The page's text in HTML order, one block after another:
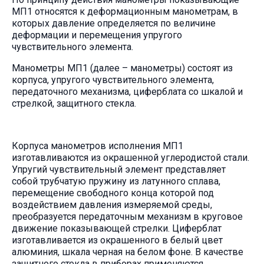
манометров.3 - Указан ряд классов точности.
Конкретный класс точности из приведенного ряда
указывается в паспорте средства измерений.
МП1 относятся к деформационным манометрам, в
которых давление определяется по величине
деформации и перемещения упругого
чувствительного элемента.
Манометры МП1 (далее – манометры) состоят из
корпуса, упругого чувствительного элемента,
передаточного механизма, циферблата со шкалой и
стрелкой, защитного стекла.
Корпуса манометров исполнения МП1
изготавливаются из окрашенной углеродистой стали.
Упругий чувствительный элемент представляет
собой трубчатую пружину из латунного сплава,
перемещение свободного конца которой под
воздействием давления измеряемой среды,
преобразуется передаточным механизм в круговое
движение показывающей стрелки. Циферблат
изготавливается из окрашенного в белый цвет
алюминия, шкала черная на белом фоне. В качестве